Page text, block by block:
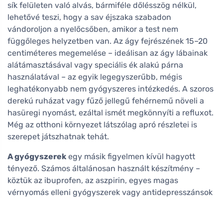
sík felületen való alvás, bármiféle dőlésszög nélkül,
lehetővé teszi, hogy a sav éjszaka szabadon
vándoroljon a nyelőcsőben, amikor a test nem
függőleges helyzetben van. Az ágy fejrészének 15–20
centiméteres megemelése – ideálisan az ágy lábainak
alátámasztásával vagy speciális ék alakú párna
használatával – az egyik legegyszerűbb, mégis
leghatékonyabb nem gyógyszeres intézkedés. A szoros
derekú ruházat vagy fűző jellegű fehérnemű növeli a
hasüregi nyomást, ezáltal ismét megkönnyíti a refluxot.
Még az otthoni környezet látszólag apró részletei is
szerepet játszhatnak tehát.
A gyógyszerek egy másik figyelmen kívül hagyott
tényező. Számos általánosan használt készítmény –
köztük az ibuprofen, az aszpirin, egyes magas
vérnyomás elleni gyógyszerek vagy antidepresszánsok